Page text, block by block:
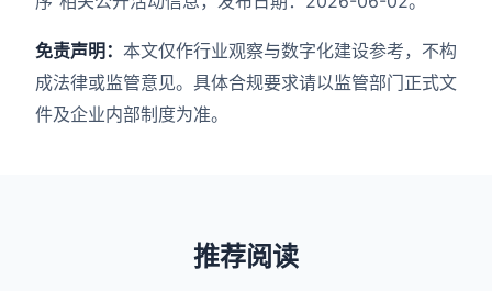
免责声明： 本文仅作行业观察与数字化建设参考，不构
成法律或监管意见。具体合规要求请以监管部门正式文
件及企业内部制度为准。
推荐阅读